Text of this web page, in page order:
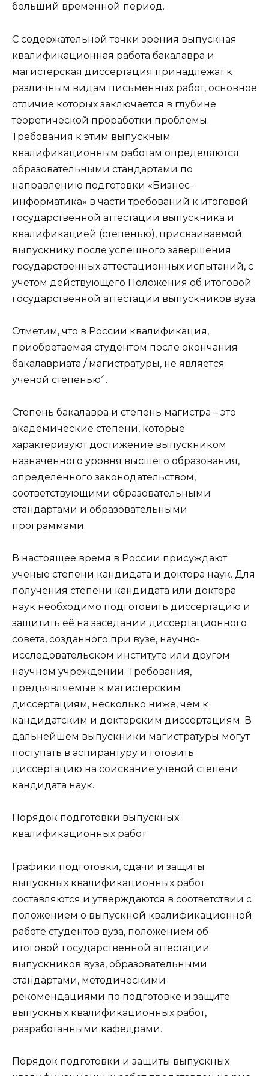
больший временной период.
С содержательной точки зрения выпускная
квалификационная работа бакалавра и
магистерская диссертация принадлежат к
различным видам письменных работ, основное
отличие которых заключается в глубине
теоретической проработки проблемы.
Требования к этим выпускным
квалификационным работам определяются
образовательными стандартами по
направлению подготовки «Бизнес-
информатика» в части требований к итоговой
государственной аттестации выпускника и
квалификацией (степенью), присваиваемой
выпускнику после успешного завершения
государственных аттестационных испытаний, с
учетом действующего Положения об итоговой
государственной аттестации выпускников вуза.
Отметим, что в России квалификация,
приобретаемая студентом после окончания
бакалавриата / магистратуры, не является
ученой степенью4.
Степень бакалавра и степень магистра – это
академические степени, которые
характеризуют достижение выпускником
назначенного уровня высшего образования,
определенного законодательством,
соответствующими образовательными
стандартами и образовательными
программами.
В настоящее время в России присуждают
ученые степени кандидата и доктора наук. Для
получения степени кандидата или доктора
наук необходимо подготовить диссертацию и
защитить её на заседании диссертационного
совета, созданного при вузе, научно-
исследовательском институте или другом
научном учреждении. Требования,
предъявляемые к магистерским
диссертациям, несколько ниже, чем к
кандидатским и докторским диссертациям. В
дальнейшем выпускники магистратуры могут
поступать в аспирантуру и готовить
диссертацию на соискание ученой степени
кандидата наук.
Порядок подготовки выпускных
квалификационных работ
Графики подготовки, сдачи и защиты
выпускных квалификационных работ
составляются и утверждаются в соответствии с
положением о выпускной квалификационной
работе студентов вуза, положением об
итоговой государственной аттестации
выпускников вуза, образовательными
стандартами, методическими
рекомендациями по подготовке и защите
выпускных квалификационных работ,
разработанными кафедрами.
Порядок подготовки и защиты выпускных